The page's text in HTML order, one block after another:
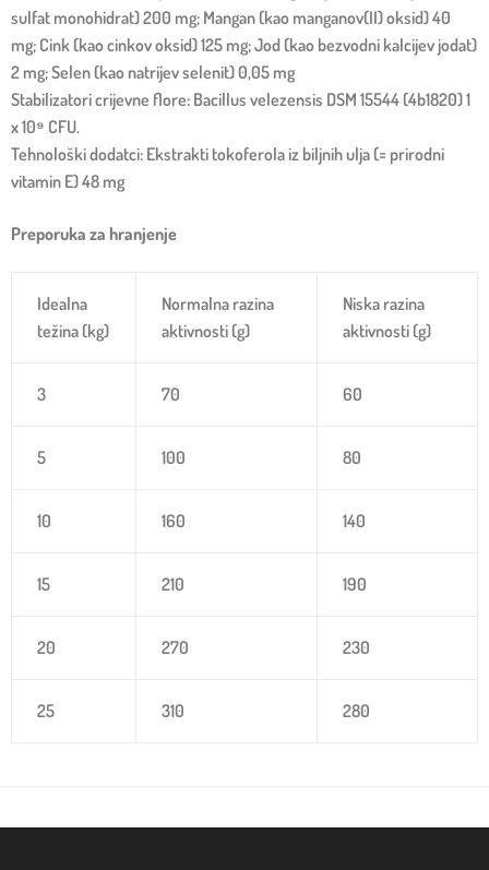
sulfat monohidrat) 200 mg; Mangan (kao manganov(II) oksid) 40
mg; Cink (kao cinkov oksid) 125 mg; Jod (kao bezvodni kalcijev jodat)
2 mg; Selen (kao natrijev selenit) 0,05 mg
Stabilizatori crijevne flore: Bacillus velezensis DSM 15544 (4b1820) 1
x 10⁹ CFU.
Tehnološki dodatci: Ekstrakti tokoferola iz biljnih ulja (= prirodni
vitamin E) 48 mg
Preporuka za hranjenje
Idealna
težina (kg)
Normalna razina
aktivnosti (g)
Niska razina
aktivnosti (g)
3 70 60
5 100 80
10 160 140
15 210 190
20 270 230
25 310 280